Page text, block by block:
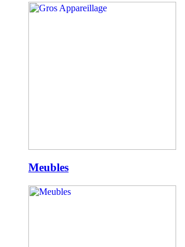
Meubles